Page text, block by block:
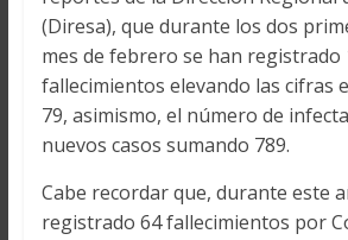
(Diresa), que durante los dos
mes de febrero se han registrado
fallecimientos elevando las cifras
79, asimismo, el número de
nuevos casos sumando 789.
Cabe recordar que, durante este
registrado 64 fallecimientos por